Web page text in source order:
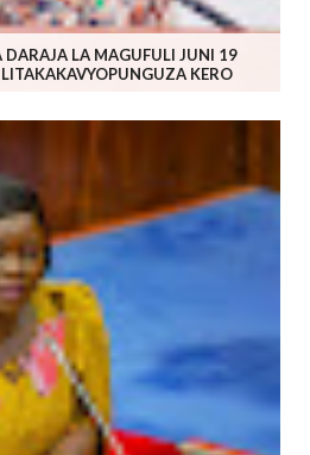
LA MAGUFULI JUNI 19
KERO